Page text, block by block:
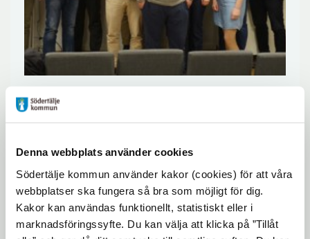
Denna webbplats använder cookies
Södertälje kommun använder kakor (cookies) för att våra
webbplatser ska fungera så bra som möjligt för dig.
Kakor kan användas funktionellt, statistiskt eller i
marknadsföringssyfte. Du kan välja att klicka på ”Tillåt
I dag var vi på företagsbesök hos
tjänstemän.
Andreas Ersson berättade om Fastighetsbyråns
utveckling och stora samhällsengagemang. Om